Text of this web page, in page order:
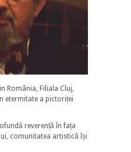
România, Filiala Cluj,
etermitate a pictoriței
reverență în fața
comunitatea artistică își